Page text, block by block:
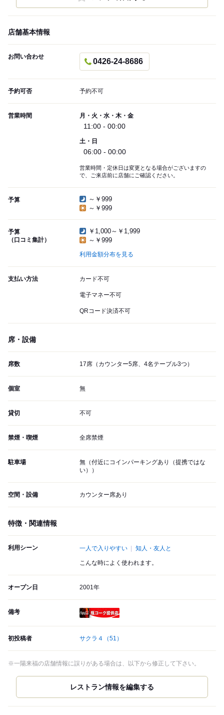
店舗基本情報
お問い合わせ
0426-24-8686
予約可否 予約不可
営業時間 月・火・水・木・金
11:00 - 00:00
土・日
06:00 - 00:00
営業時間・定休日は変更となる場合がございますの
で、ご来店前に店舗にご確認ください。
予算
～￥999
～￥999
予算
（口コミ集計）
￥1,000～￥1,999
～￥999
利用金額分布を見る
支払い方法 カード不可
電子マネー不可
QRコード決済不可
席・設備
席数 17席（カウンター5席、4名テーブル3つ）
個室 無
貸切 不可
禁煙・喫煙 全席禁煙
駐車場
無（付近にコインパーキングあり（提携ではな
い））
空間・設備 カウンター席あり
特徴・関連情報
利用シーン 一人で入りやすい 知人・友人と
こんな時によく使われます。
オープン日 2001年
備考
初投稿者 サクラ４ （51）
※一陽来福の店舗情報に誤りがある場合は、以下から修正して下さい。